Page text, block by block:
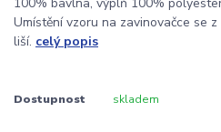
100% bavlna, výplň 100%
Umístění vzoru na zavinovačce se
liší. celý popis
Dostupnost skladem